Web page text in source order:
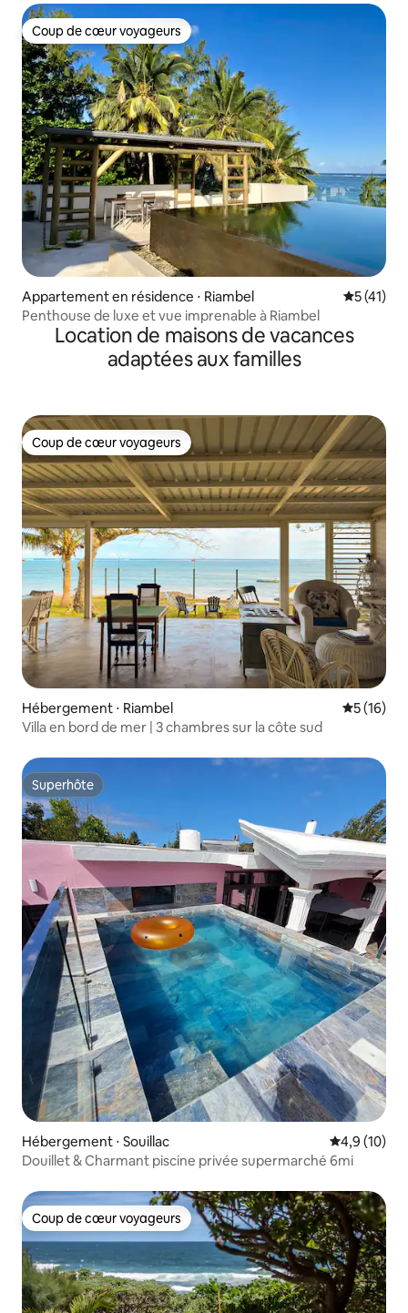
Coup de cœur voyageurs
Coup de cœur voyageurs
Appartement en résidence ⋅ Riambel
5 (41)
Penthouse de luxe et vue imprenable à Riambel
Location de maisons de vacances
adaptées aux familles
Coup de cœur voyageurs
Coup de cœur voyageurs
Hébergement ⋅ Riambel
5 (16)
Villa en bord de mer | 3 chambres sur la côte sud
Superhôte
Superhôte
Hébergement ⋅ Souillac Évaluation
4,9 (10)
Douillet & Charmant piscine privée supermarché 6mi
Coup de cœur voyageurs
Coup de cœur voyageurs